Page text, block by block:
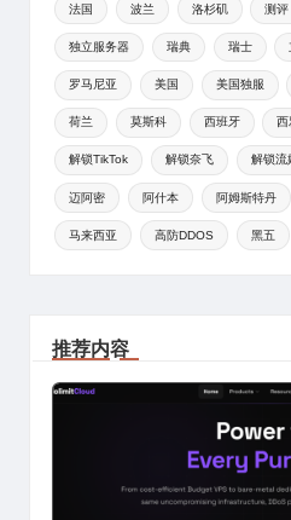
法国 波兰 洛杉矶 测评
独立服务器 瑞典 瑞士
罗马尼亚 美国 美国独服
荷兰 莫斯科 西班牙 西
解锁TikTok 解锁奈飞 解锁流
迈阿密 阿什本 阿姆斯特丹
马来西亚 高防DDOS 黑五
推荐内容